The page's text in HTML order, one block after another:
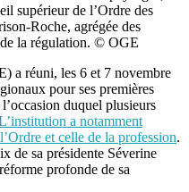
supérieur de l’Ordre des
Roche, agrégée des
la régulation. © OGE
a réuni, les 6 et 7 novembre
pour ses premières
duquel plusieurs
a notamment
et celle de la profession.
de sa présidente Séverine
profonde de sa